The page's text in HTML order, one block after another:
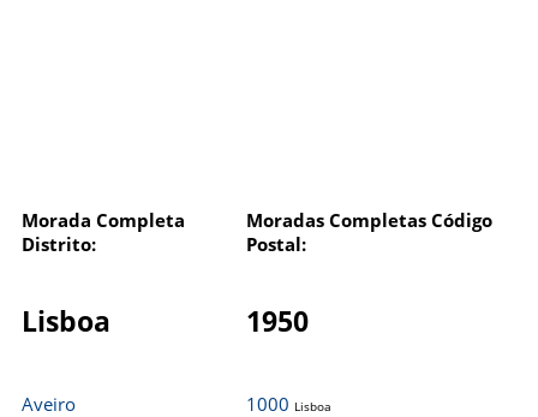
Morada Completa
Distrito:
Moradas Completas Código
Postal:
Lisboa 1950
Aveiro
1000 Lisboa